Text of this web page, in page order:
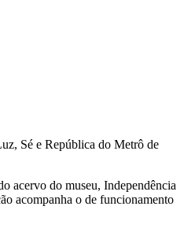
Sé e República do Metrô de
acervo do museu, Independência
acompanha o de funcionamento